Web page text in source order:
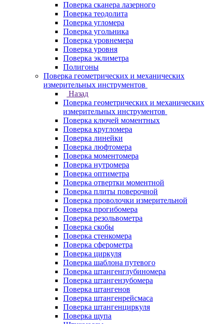
Поверка сканера лазерного
Поверка теодолита
Поверка угломера
Поверка угольника
Поверка уровнемера
Поверка уровня
Поверка эклиметра
Полигоны
Поверка геометрических и механических
измерительных инструментов
Назад
Поверка геометрических и механических
измерительных инструментов
Поверка ключей моментных
Поверка кругломера
Поверка линейки
Поверка люфтомера
Поверка моментомера
Поверка нутромера
Поверка оптиметра
Поверка отвертки моментной
Поверка плиты поверочной
Поверка проволочки измерительной
Поверка прогибомера
Поверка резольвометра
Поверка скобы
Поверка стенкомера
Поверка сферометра
Поверка циркуля
Поверка шаблона путевого
Поверка штангенглубиномера
Поверка штангензубомера
Поверка штангенов
Поверка штангенрейсмаса
Поверка штангенциркуля
Поверка щупа